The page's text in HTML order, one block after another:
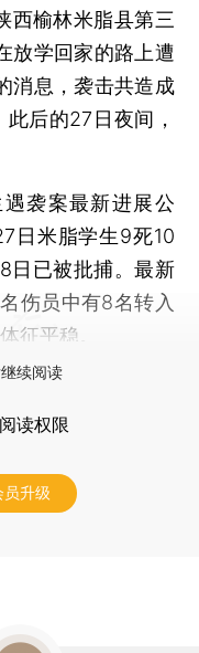
榆林米脂县第三
放学回家的路上遭
消息，袭击共造成
此后的27日夜间，
袭案最新进展公
日米脂学生9死10
日已被批捕。最新
伤员中有8名转入
征平稳。
续阅读
读权限
员升级